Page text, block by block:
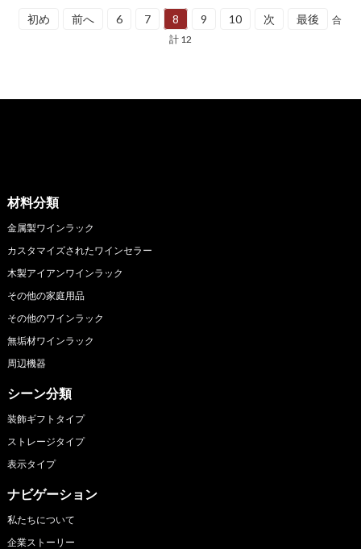
初め 前へ 6 7 8 9 10 次 最後
合
計 12
材料分類
金属製ワインラック
カスタマイズされたワインセラー
木製アイアンワインラック
その他の家庭用品
その他のワインラック
無垢材ワインラック
周辺機器
シーン分類
装飾ギフトタイプ
ストレージタイプ
表示タイプ
ナビゲーション
私たちについて
企業ストーリー